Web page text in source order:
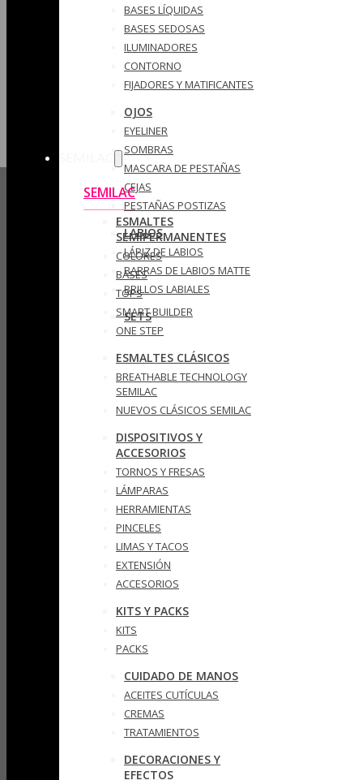
BASES LÍQUIDAS
BASES SEDOSAS
ILUMINADORES
CONTORNO
FIJADORES Y MATIFICANTES
OJOS
EYELINER
SOMBRAS
MASCARA DE PESTAÑAS
CEJAS
PESTAÑAS POSTIZAS
LABIOS
LÁPIZ DE LABIOS
BARRAS DE LABIOS MATTE
BRILLOS LABIALES
SETS
SEMILAC
ESMALTES
SEMIPERMANENTES
COLORES
BASES
TOPS
SMART BUILDER
ONE STEP
ESMALTES CLÁSICOS
BREATHABLE TECHNOLOGY
SEMILAC
NUEVOS CLÁSICOS SEMILAC
DISPOSITIVOS Y
ACCESORIOS
TORNOS Y FRESAS
LÁMPARAS
HERRAMIENTAS
PINCELES
LIMAS Y TACOS
EXTENSIÓN
ACCESORIOS
KITS Y PACKS
KITS
PACKS
CUIDADO DE MANOS
ACEITES CUTÍCULAS
CREMAS
TRATAMIENTOS
DECORACIONES Y
EFECTOS